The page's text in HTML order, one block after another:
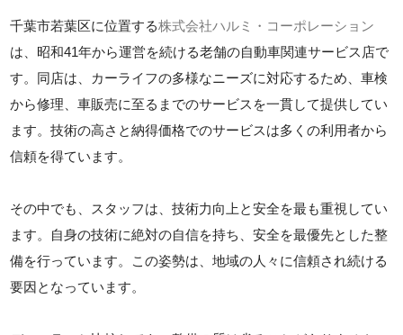
千葉市若葉区に位置する株式会社ハルミ・コーポレーション
は、昭和41年から運営を続ける老舗の自動車関連サービス店で
す。同店は、カーライフの多様なニーズに対応するため、車検
から修理、車販売に至るまでのサービスを一貫して提供してい
ます。技術の高さと納得価格でのサービスは多くの利用者から
信頼を得ています。
その中でも、スタッフは、技術力向上と安全を最も重視してい
ます。自身の技術に絶対の自信を持ち、安全を最優先とした整
備を行っています。この姿勢は、地域の人々に信頼され続ける
要因となっています。